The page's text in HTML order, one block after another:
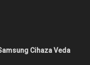
Cihaza Veda